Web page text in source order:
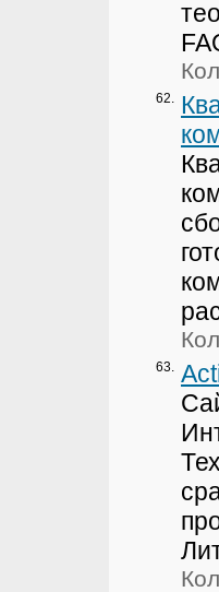
62.
63.